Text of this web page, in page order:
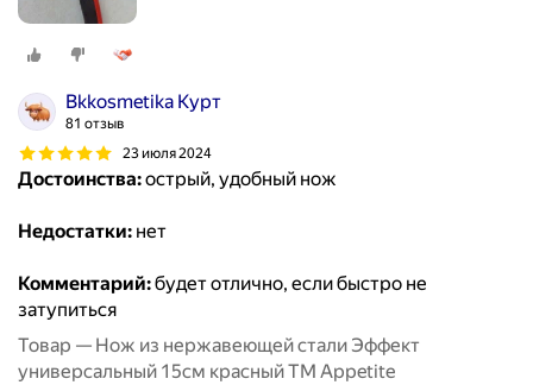
Bkkosmetika Курт
81 отзыв
23 июля 2024
Достоинства:острый, удобный нож
Недостатки: нет
Комментарий:будет отлично, если быстро не
затупиться
Товар — Нож из нержавеющей стали Эффект
универсальный 15см красный ТМ Appetite